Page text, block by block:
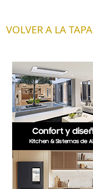
VOLVER A LA TAPA